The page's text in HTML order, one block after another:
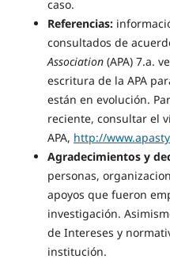
caso.
Referencias:
consultados de
Association(APA) 7.a.
escritura de la APA
están en evolución.
reciente, consultar el
APA, http://
Agradecimientos y
personas,
apoyos que fueron
investigación.
de Intereses y
institución.